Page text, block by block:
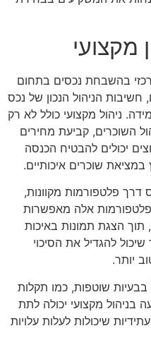
מקצועי
בהשבחת נכסים בתחום
הניהול הנכון של נכס
ניהול מקצועי כולל לא רק
השוכרים, קביעת מחירים
יכולים להבטיח הכנסה
שוכרים איכותיים.
פלטפורמות מקוונות,
אלה מאפשרות
הצגת תמונות באיכות
להגדיל את הסיכוי
יותר.
בבעיות שוטפות, כמו תקלות
בניהול מקצועי יכולה לתת
שיכולות לעלות עלויות